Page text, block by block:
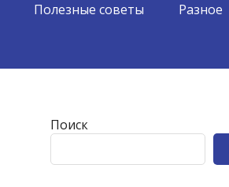
Полезные советы Разное
Поиск